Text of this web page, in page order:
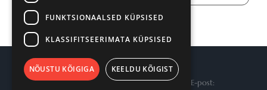
Põhjavesi OÜ | Telefon:+372 484 221 | E-post:
FUNKTSIONAALSED KÜPSISED
KLASSIFITSEERIMATA KÜPSISED
NÕUSTU KÕIGIGA KEELDU KÕIGIST